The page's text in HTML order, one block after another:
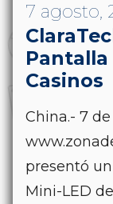
7 agosto,
Pantalla
Casinos
China.- 7 de
presentó
Mini-LED